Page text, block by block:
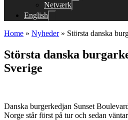
Netværk
English
Home » Nyheder» Största danska
Största danska
Sverige
Danska burgerkedjan Sunset
Norge står först på tur och sedan